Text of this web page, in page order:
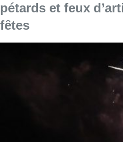
pétards et feux
fêtes